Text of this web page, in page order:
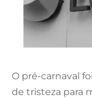
O pré-carnaval
de tristeza para